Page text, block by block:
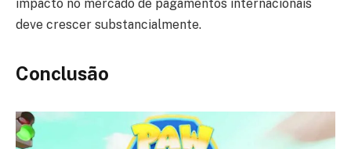
impacto no mercado de pagamentos internacionais
deve crescer substancialmente.
Conclusão